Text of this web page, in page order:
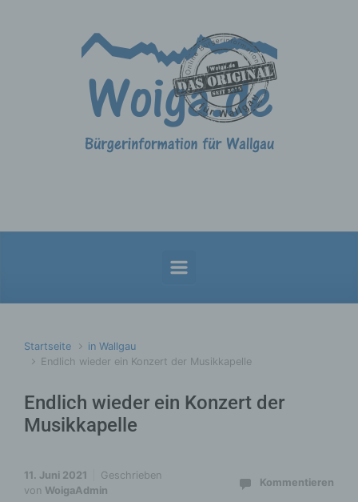
Startseite
in Wallgau
Endlich wieder ein Konzert der Musikkapelle
Endlich wieder ein Konzert der
Musikkapelle
11. Juni 2021
Geschrieben
von WoigaAdmin
Kommentieren